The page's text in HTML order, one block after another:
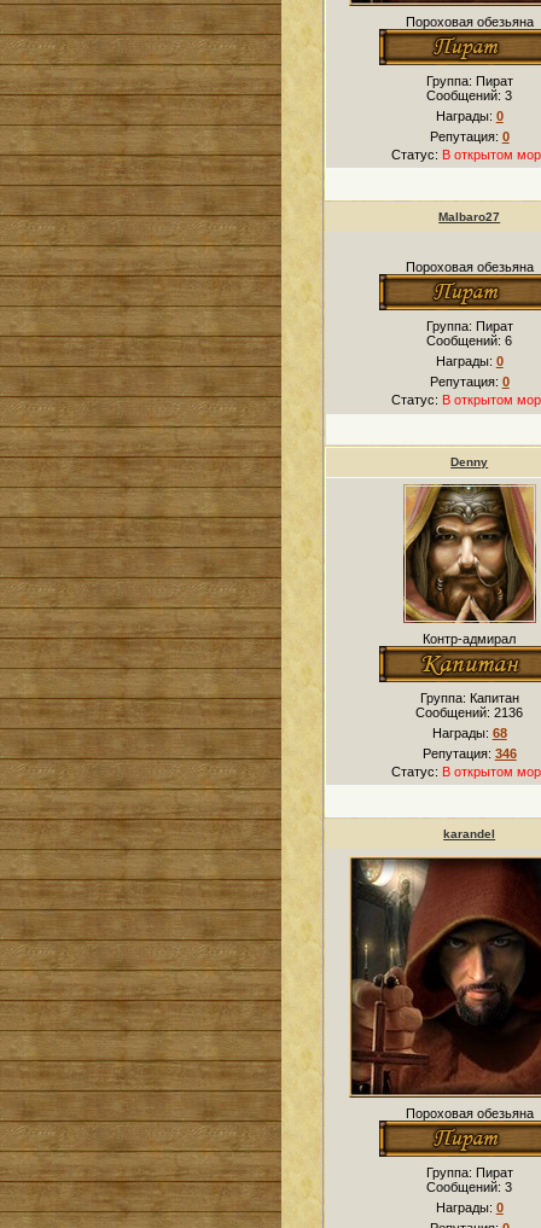
Пороховая обезьяна
Группа: Пират
Сообщений:3
Награды: 0
Репутация: 0
Статус: В открытом
Malbaro27
Пороховая обезьяна
Группа: Пират
Сообщений:6
Награды: 0
Репутация: 0
Статус: В открытом
Denny
Контр-адмирал
Группа: Капитан
Сообщений:2136
Награды: 68
Репутация: 346
Статус: В открытом
karandel
Пороховая обезьяна
Группа: Пират
Сообщений:3
Награды: 0